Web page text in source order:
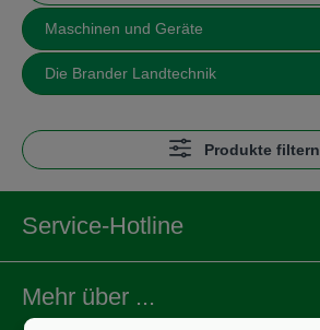
Maschinen und Geräte
Die Brander Landtechnik
Produkte filtern
Service-Hotline
Mehr über ...